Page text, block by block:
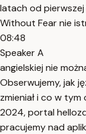
latach od pierwszej
Without Fear nie
08:48
Speaker A
angielskiej nie
Obserwujemy, jak
zmieniał i co w tym
2024, portal
pracujemy nad